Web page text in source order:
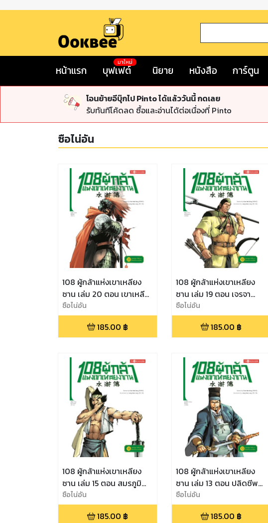
หน้าแรก บุฟเฟต์
มาใหม่
นิยาย หนังสือ การ์ตูน
โอนย้ายอีบุ๊กไป Pinto ได้แล้ววันนี้ กดเลย
รับทันทีโค้ดลด ซื้อและอ่านได้ต่อเนื่องที่ Pinto
ซือไน่อัน
108 ผู้กล้าแห่งเขาเหลียง
ซาน เล่ม 20 ตอน เขาเหลี
ยงซานล่มสลายปลายทาง
สุดท้ายแห่งผู้กล้า (จบ)
ซือไน่อัน
185.00 ฿
108 ผู้กล้าแห่งเขาเหลียง
ซาน เล่ม 19 ตอน เจรจา
อภัยโทษขุนนางโฉดนำทัพ
ออกศึก
ซือไน่อัน
185.00 ฿
108 ผู้กล้าแห่งเขาเหลียง
ซาน เล่ม 15 ตอน สมรภูมิ
เวทมนตร์ ค่ายกลม้าแห่ง
ต้าซ่ง
ซือไน่อัน
185.00 ฿
108 ผู้กล้าแห่งเขาเหลียง
ซาน เล่ม 13 ตอน ปลิดชีพ
อลัชชี ราวีเขามังกรเดี่ยว
ซือไน่อัน
185.00 ฿